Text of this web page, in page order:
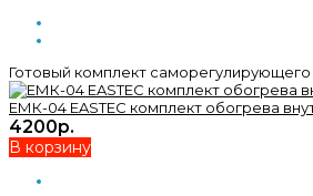
Готовый комплект саморегулирующего
ЕМК-04 EASTEC комплект обогрева
4200р.
В корзину